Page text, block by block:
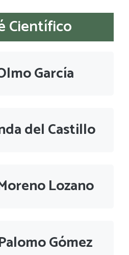
Científico
García
del Castillo
Lozano
Gómez